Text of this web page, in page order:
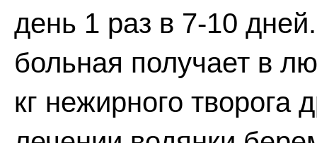
день 1 раз в 7-10
больная получает в
кг нежирного